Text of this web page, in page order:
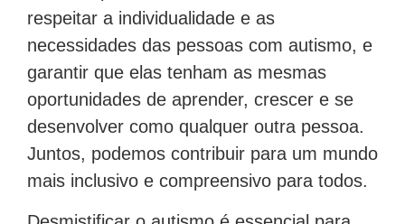
respeitar a individualidade e as
necessidades das pessoas com autismo, e
garantir que elas tenham as mesmas
oportunidades de aprender, crescer e se
desenvolver como qualquer outra pessoa.
Juntos, podemos contribuir para um mundo
mais inclusivo e compreensivo para todos.